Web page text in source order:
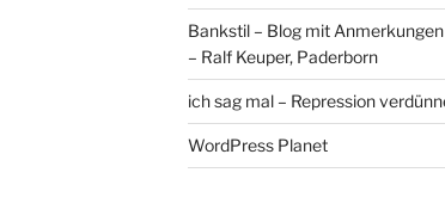
Bankstil – Blog mit
– Ralf Keuper, Paderborn
ich sag mal – Repression
WordPress Planet